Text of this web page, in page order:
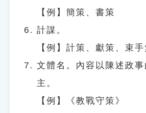
【例】簡策、書策
計謀。
【例】計策、獻策、束
文體名。內容以陳述政事
主。
【例】《教戰守策》